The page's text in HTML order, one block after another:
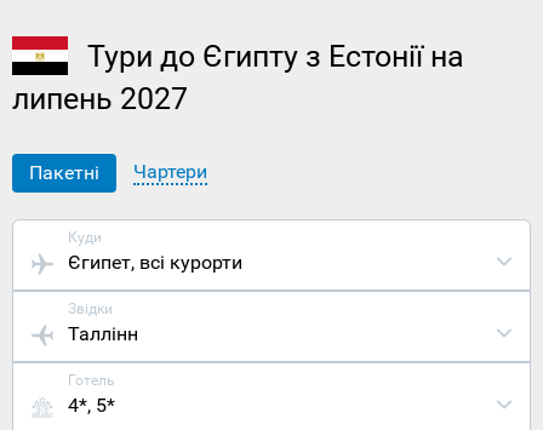
Тури до Єгипту з Естонії на
липень 2027
Пакетні Чартери
Куди
Єгипет, всі курорти
Звідки
Таллінн
Готель
4*, 5*